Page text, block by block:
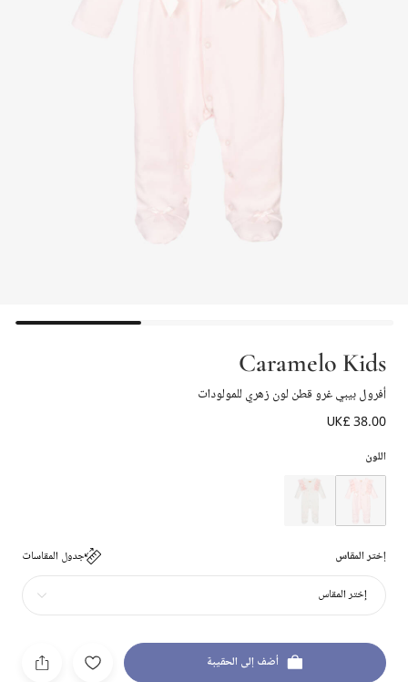
Caramelo Kids
أفرول بيبي غرو قطن لون زهري للمولودات
UK£ 38.00
اللون
إختر المقاس جدول المقاسات
إختر المقاس
أضف إلى الحقيبة